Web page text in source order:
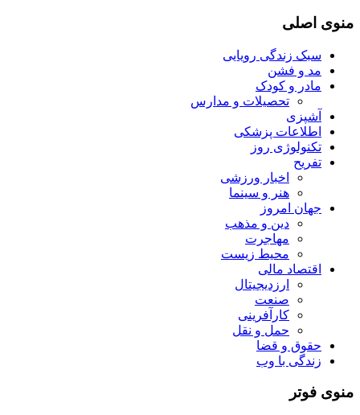
منوی اصلی
سبک زندگی رویایی
مد و فشن
مادر و کودک
تحصیلات و مدارس
آشپزی
اطلاعات پزشکی
تکنولوژی روز
تفریح
اخبار ورزشی
هنر و سینما
جهان امروز
دین و مذهب
مهاجرت
محیط زیست
اقتصاد مالی
ارزدیجیتال
صنعت
کارآفرینی
حمل و نقل
حقوق و قضا
زندگی با وب
منوی فوتر